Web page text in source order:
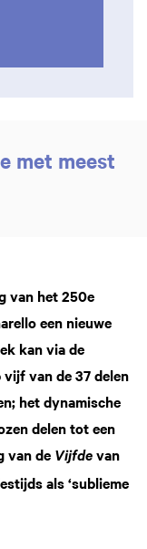
met meest
van het 250e
een nieuwe
kan via de
van de 37 delen
het dynamische
delen tot een
van de Vijfde van
als ‘sublieme